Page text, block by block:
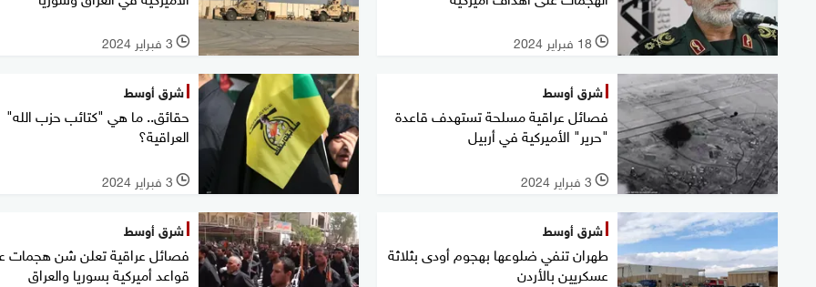
l 18 فبراير 2024 l 3 فبراير 2024
شرق أوسط
فصائل عراقية مسلحة تستهدف قاعدة
"حرير" الأميركية في أربيل
l 3 فبراير 2024
شرق أوسط
حقائق.. ما هي "كتائب حزب الله"
العراقية؟
l 3 فبراير 2024
شرق أوسط
طهران تنفي ضلوعها بهجوم أودى بثلاثة
عسكريين بالأردن
شرق أوسط
فصائل عراقية تعلن شن هجمات
قواعد أميركية بسوريا والعراق